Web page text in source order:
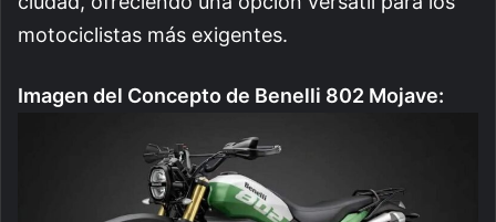
motociclistas más exigentes.
Imagen del Concepto de Benelli 802 Mojave: